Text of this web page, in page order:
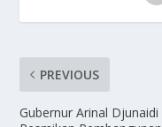
PREVIOUS
Gubernur Arinal Djunaidi